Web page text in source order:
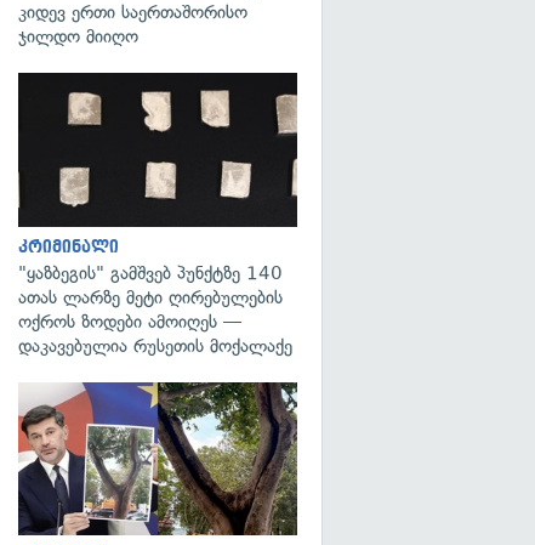
კიდევ ერთი საერთაშორისო
ჯილდო მიიღო
კრიმინალი
"ყაზბეგის" გამშვებ პუნქტზე 140
ათას ლარზე მეტი ღირებულების
ოქროს ზოდები ამოიღეს —
დაკავებულია რუსეთის მოქალაქე